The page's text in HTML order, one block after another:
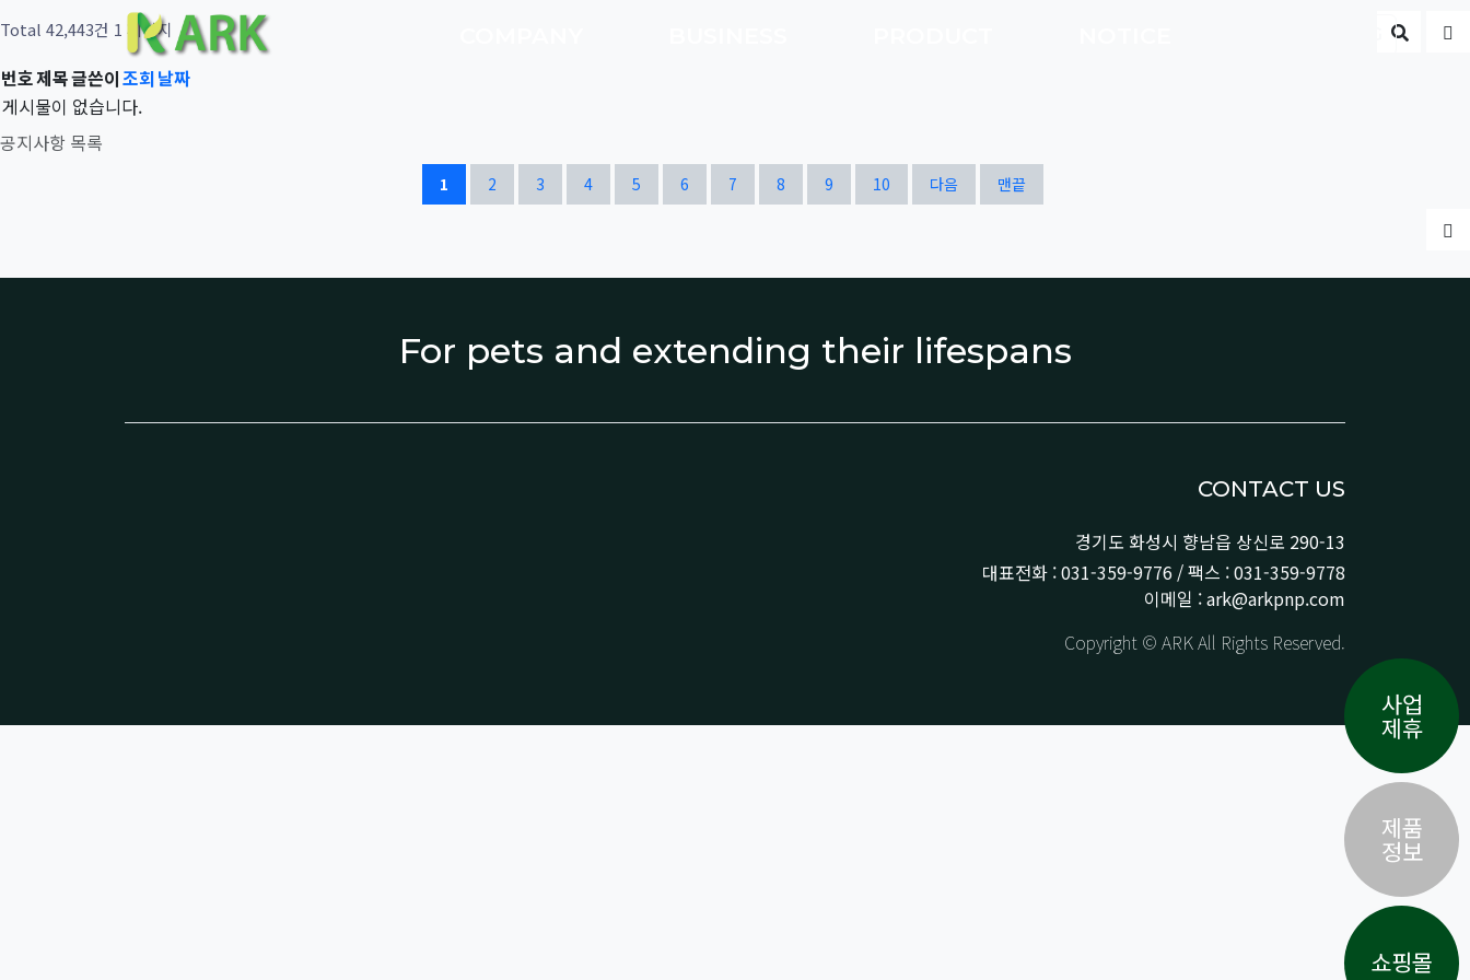
Total 42,443건 1 페이지 게시판
공지사항 목록
번호제목글쓴이조회날짜
게시물이 없습니다.
열린
1 페이지
2
페이지 3
페이지 4
페이지 5
페이지 6
페이지 7
페이지 8
페이지 9
페이지 10
페이지 다음 맨끝
For pets and extending their lifespans
CONTACT US
경기도 화성시 향남읍 상신로 290-13
대표전화 : 031-359-9776 / 팩스 : 031-359-9778
이메일 : ark@arkpnp.com
Copyright © ARK All Rights Reserved.
사업
제휴
제품
정보
쇼핑몰